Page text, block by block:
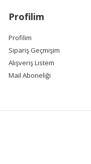
Profilim
Profilim
Sipariş Geçmişim
Alışveriş Listem
Mail Aboneliği